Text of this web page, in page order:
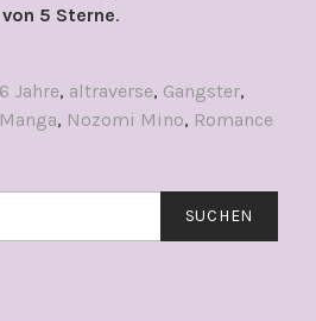
5 Sterne.
Jahre, altraverse, Gangster,
Manga, Nozomi Mino, Romance